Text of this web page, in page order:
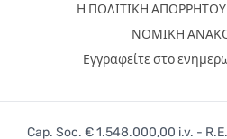
Η ΠΟΛΙΤΙΚΗ
ΝΟΜΙΚΗ
Εγγραφείτε στο
Cap. Soc. € 1.548.000,00 i.v. -